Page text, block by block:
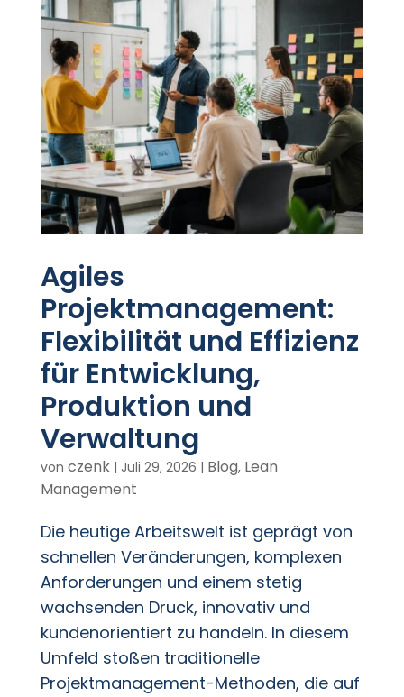
Agiles
Projektmanagement:
Flexibilität und Effizienz
für Entwicklung,
Produktion und
Verwaltung
von czenk| Juli 29, 2026 | Blog, Lean
Management
Die heutige Arbeitswelt ist geprägt von
schnellen Veränderungen, komplexen
Anforderungen und einem stetig
wachsenden Druck, innovativ und
kundenorientiert zu handeln. In diesem
Umfeld stoßen traditionelle
Projektmanagement-Methoden, die auf